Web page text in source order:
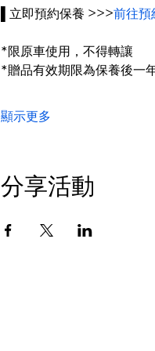
▌立即預約保養 >>>前往預
*限原車使用，不得轉讓
*贈品有效期限為保養後一
顯示更多
分享活動